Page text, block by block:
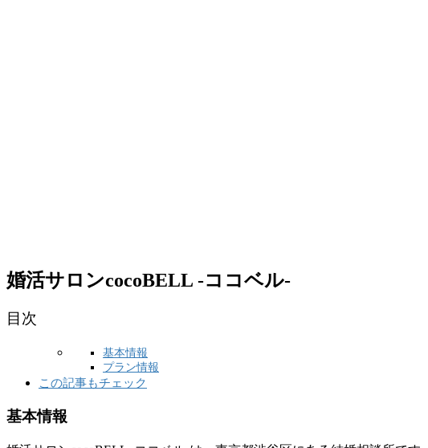
婚活サロンcocoBELL -ココベル-
目次
基本情報
プラン情報
この記事もチェック
基本情報